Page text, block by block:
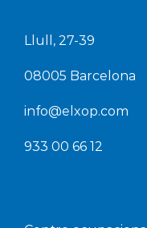
Llull, 27-39
08005 Barcelona
info@elxop.com
933 00 66 12